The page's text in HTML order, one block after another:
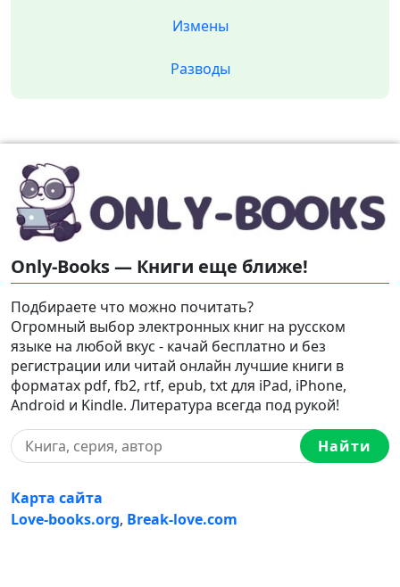
Измены
Разводы
Only-Books — Книги еще ближе!
Подбираете что можно почитать?
Огромный выбор электронных книг на русском
языке на любой вкус - качай бесплатно и без
регистрации или читай онлайн лучшие книги в
форматах pdf, fb2, rtf, epub, txt для iPad, iPhone,
Android и Kindle. Литература всегда под рукой!
Найти
Карта сайта
Love-books.org, Break-love.com